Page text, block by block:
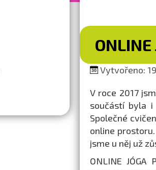
ONLINE
Vytvořeno:
V roce 2017
součástí byla i
Společné
online
jsme u něj už
ONLINE JÓGA